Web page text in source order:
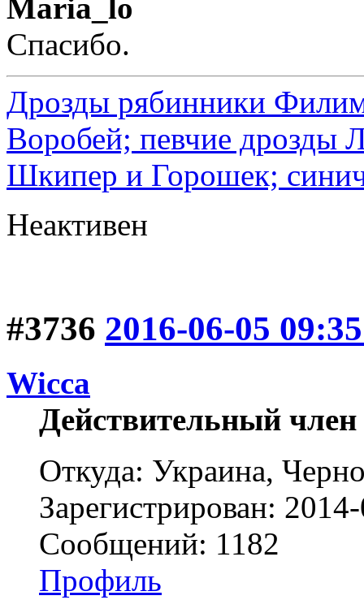
Maria_lo
Спасибо.
Дрозды рябинники
Воробей; певчие дрозды
Шкипер и Горошек;
Неактивен
#3736 2016-06-05
Wicca
Действительный член
Откуда: Украина,
Зарегистрирован:
Сообщений: 1182
Профиль